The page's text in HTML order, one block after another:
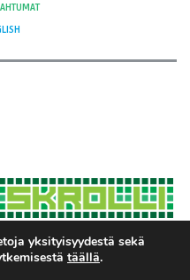
Digital
yksityisyydestä sekä
täällä.